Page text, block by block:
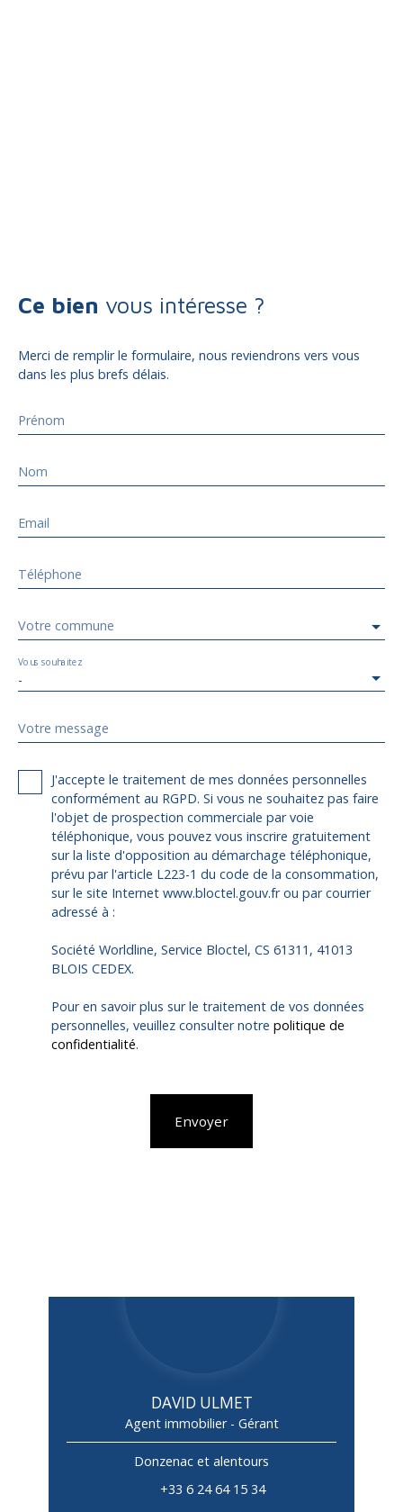
Ce bien vous intéresse ?
Merci de remplir le formulaire, nous reviendrons vers vous
dans les plus brefs délais.
Prénom
Nom
Email
Téléphone
Votre commune
-
Vous souhaitez
Votre message
J'accepte le traitement de mes données personnelles
conformément au RGPD. Si vous ne souhaitez pas faire
l'objet de prospection commerciale par voie
téléphonique, vous pouvez vous inscrire gratuitement
sur la liste d'opposition au démarchage téléphonique,
prévu par l'article L223-1 du code de la consommation,
sur le site Internet www.bloctel.gouv.fr ou par courrier
adressé à :
Société Worldline, Service Bloctel, CS 61311, 41013
BLOIS CEDEX.
Pour en savoir plus sur le traitement de vos données
personnelles, veuillez consulter notre politique de
confidentialité.
Envoyer
DAVID ULMET
Agent immobilier - Gérant
Donzenac et alentours
+33 6 24 64 15 34